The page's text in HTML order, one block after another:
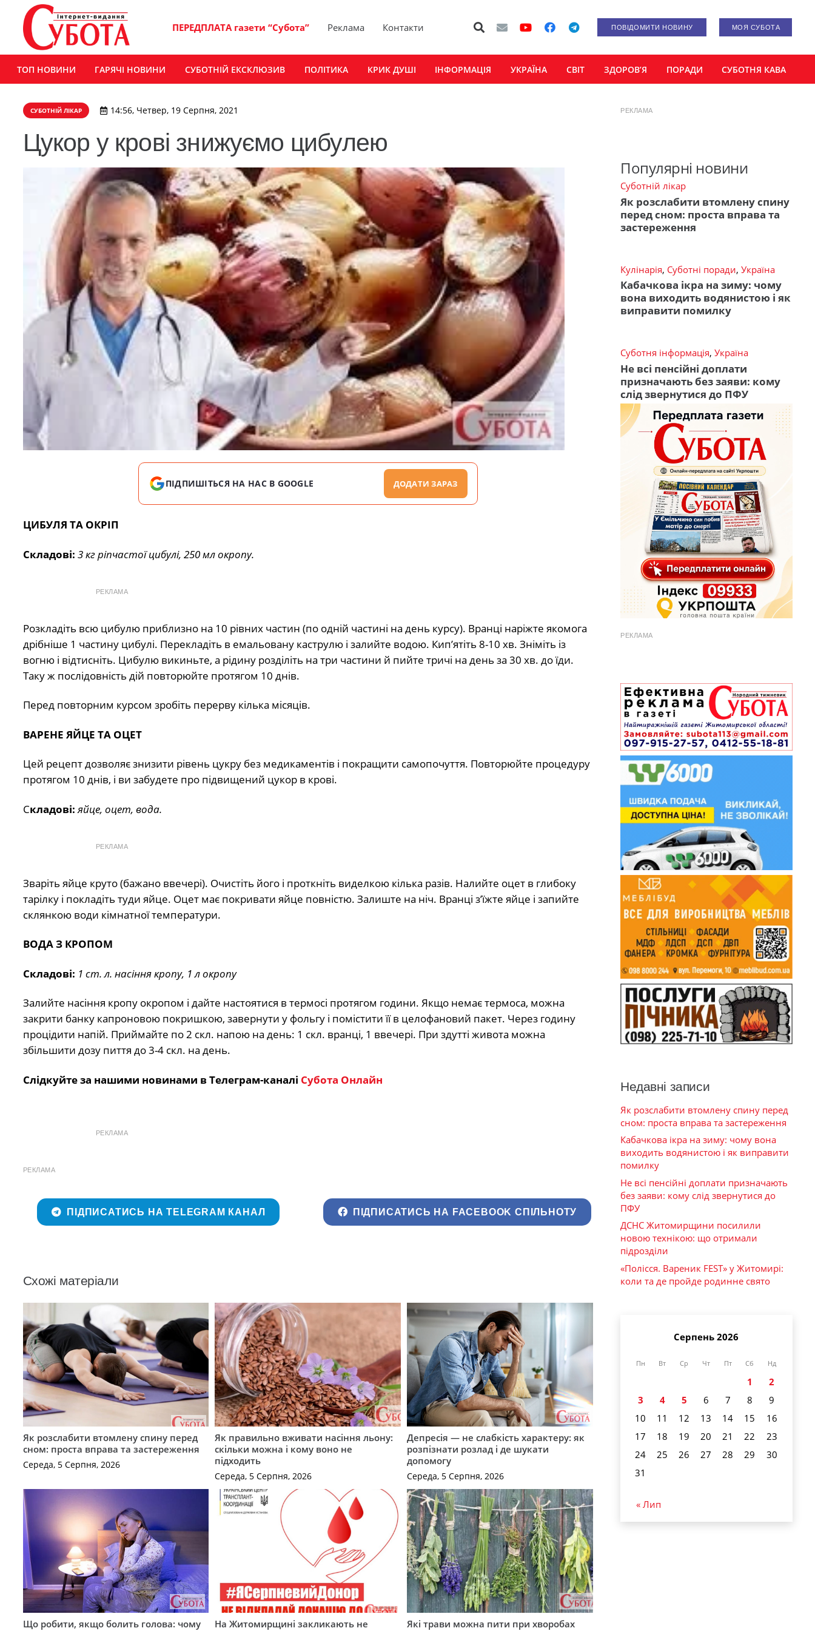
ПЕРЕДПЛАТА газети “Субота” Реклама Контакти ПОВІДОМИТИ НОВИНУ МОЯ СУБОТА
ТОП НОВИНИ ГАРЯЧІ НОВИНИ СУБОТНІЙ ЕКСКЛЮЗИВ ПОЛІТИКА КРИК ДУШІ ІНФОРМАЦІЯ УКРАЇНА СВІТ ЗДОРОВ’Я ПОРАДИ СУБОТНЯ КАВА
СУБОТНІЙ ЛІКАР 14:56, Четвер, 19 Серпня, 2021
Цукор у крові знижуємо цибулею
ПІДПИШІТЬСЯ НА НАС В GOOGLE ДОДАТИ ЗАРАЗ
ЦИБУЛЯ ТА ОКРІП
Складові: 3 кг ріпчастої цибулі, 250 мл окропу.
РЕКЛАМА
Розкладіть всю цибулю приблизно на 10 рівних частин (по одній частині на день курсу). Вранці наріжте якомога
дрібніше 1 частину цибулі. Перекладіть в емальовану каструлю і залийте водою. Кип’ятіть 8-10 хв. Зніміть із
вогню і відтисніть. Цибулю викиньте, а рідину розділіть на три частини й пийте тричі на день за 30 хв. до їди.
Таку ж послідовність дій повторюйте протягом 10 днів.
Перед повторним курсом зробіть перерву кілька місяців.
ВАРЕНЕ ЯЙЦЕ ТА ОЦЕТ
Цей рецепт дозволяє знизити рівень цукру без медикаментів і покращити самопочуття. Повторюйте процедуру
протягом 10 днів, і ви забудете про підвищений цукор в крові.
Складові:яйце, оцет, вода.
РЕКЛАМА
Зваріть яйце круто (бажано ввечері). Очистіть його і проткніть виделкою кілька разів. Налийте оцет в глибоку
тарілку і покладіть туди яйце. Оцет має покривати яйце повністю. Залиште на ніч. Вранці з’їжте яйце і запийте
склянкою води кімнатної температури.
ВОДА З КРОПОМ
Складові: 1 ст. л. насіння кропу, 1 л окропу
Залийте насіння кропу окропом і дайте настоятися в термосі протягом години. Якщо немає термоса, можна
закрити банку капроновою покришкою, завернути у фольгу і помістити її в целофановий пакет. Через годину
процідити напій. Приймайте по 2 скл. напою на день: 1 скл. вранці, 1 ввечері. При здутті живота можна
збільшити дозу пиття до 3-4 скл. на день.
Слідкуйте за нашими новинами в Телеграм-каналі Субота Онлайн
РЕКЛАМА
РЕКЛАМА
ПІДПИСАТИСЬ НА TELEGRAM КАНАЛ ПІДПИСАТИСЬ НА FACEBOOK СПІЛЬНОТУ
Схожі матеріали
Як розслабити втомлену спину перед
сном: проста вправа та застереження
Середа, 5 Серпня, 2026
Як правильно вживати насіння льону:
скільки можна і кому воно не
підходить
Середа, 5 Серпня, 2026
Депресія — не слабкість характеру: як
розпізнати розлад і де шукати
допомогу
Середа, 5 Серпня, 2026
Що робити, якщо болить голова: чому
На Житомирщині закликають не
Які трави можна пити при хворобах
РЕКЛАМА
Популярні новини
Суботній лікар
Як розслабити втомлену спину
перед сном: проста вправа та
застереження
Кулінарія, Суботні поради, Україна
Кабачкова ікра на зиму: чому
вона виходить водянистою і як
виправити помилку
Суботня інформація, Україна
Не всі пенсійні доплати
призначають без заяви: кому
слід звернутися до ПФУ
РЕКЛАМА
Недавні записи
Як розслабити втомлену спину перед
сном: проста вправа та застереження
Кабачкова ікра на зиму: чому вона
виходить водянистою і як виправити
помилку
Не всі пенсійні доплати призначають
без заяви: кому слід звернутися до
ПФУ
ДСНС Житомирщини посилили
новою технікою: що отримали
підрозділи
«Полісся. Вареник FEST» у Житомирі:
коли та де пройде родинне свято
Серпень 2026
Пн Вт Ср Чт Пт Сб Нд
1
2
3
4 5 6 7 8
9
10
11 12 13 14 15
16
17
18 19 20 21 22
23
24
25 26 27 28 29
30
31
« Лип